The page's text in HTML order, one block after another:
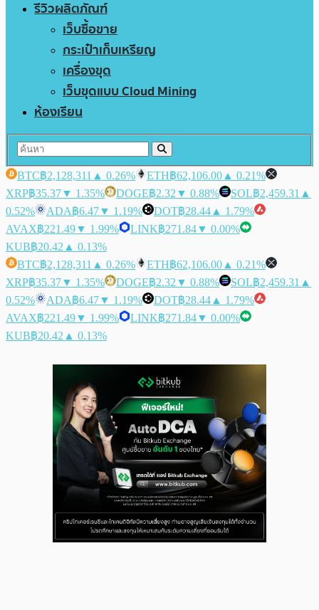
รีวิวผลิตภัณฑ์
เว็บซื้อขาย
กระเป๋าเก็บเหรียญ
เครื่องขุด
เว็บขุดแบบ Cloud Mining
ห้องเรียน
BTC฿2,128,311 ▲ 0.26% ETH฿62,106.00 ▲ 0.21%
XRP฿35.37▼ 1.35% DOGE฿2.32 ▼ 0.88% SOL฿2,459.31 ▲
0.52%
ADA฿6.47▼ 1.19% DOT฿28.44 ▲ 1.79%
AVAX฿221.49▼ 1.99% LINK฿271.84▼ 0.00%
KUB฿20.42 ▲ 0.13%
BTC฿2,128,311 ▲ 0.26% ETH฿62,106.00 ▲ 0.21%
XRP฿35.37▼ 1.35% DOGE฿2.32 ▼ 0.88% SOL฿2,459.31 ▲
0.52%
ADA฿6.47▼ 1.19% DOT฿28.44 ▲ 1.79%
AVAX฿221.49▼ 1.99% LINK฿271.84▼ 0.00%
KUB฿20.42 ▲ 0.13%